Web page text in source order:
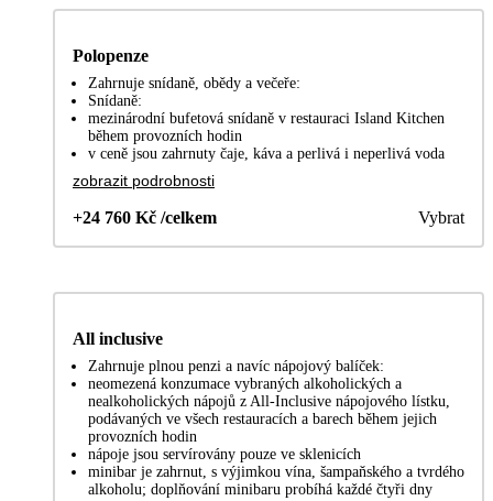
Polopenze
Zahrnuje snídaně, obědy a večeře:
Snídaně:
mezinárodní bufetová snídaně v restauraci Island Kitchen
během provozních hodin
v ceně jsou zahrnuty čaje, káva a perlivá i neperlivá voda
zobrazit podrobnosti
+24 760 Kč /celkem Vybrat
All inclusive
Zahrnuje plnou penzi a navíc nápojový balíček:
neomezená konzumace vybraných alkoholických a
nealkoholických nápojů z All-Inclusive nápojového lístku,
podávaných ve všech restauracích a barech během jejich
provozních hodin
nápoje jsou servírovány pouze ve sklenicích
minibar je zahrnut, s výjimkou vína, šampaňského a tvrdého
alkoholu; doplňování minibaru probíhá každé čtyři dny